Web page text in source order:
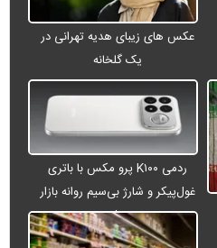
عکس های زیبای هدیه تهرانی در
یک گلخانه
ردمی K۱۰۰ پرو مکس با باتری
غول‌پیکر و شارژ بی‌سیم روانه بازار
می‌شود